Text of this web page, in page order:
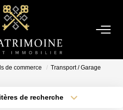
de commerce
Transport / Garage
de recherche